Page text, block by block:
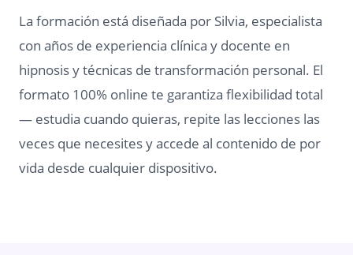
La formación está diseñada por Silvia, especialista
con años de experiencia clínica y docente en
hipnosis y técnicas de transformación personal. El
formato 100% online te garantiza flexibilidad total
— estudia cuando quieras, repite las lecciones las
veces que necesites y accede al contenido de por
vida desde cualquier dispositivo.